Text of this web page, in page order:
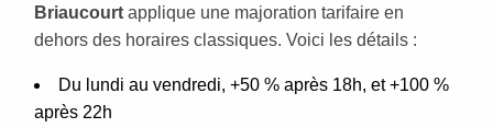
Briaucourt applique une majoration tarifaire en
dehors des horaires classiques. Voici les détails :
Du lundi au vendredi, +50 % après 18h, et +100 %
après 22h